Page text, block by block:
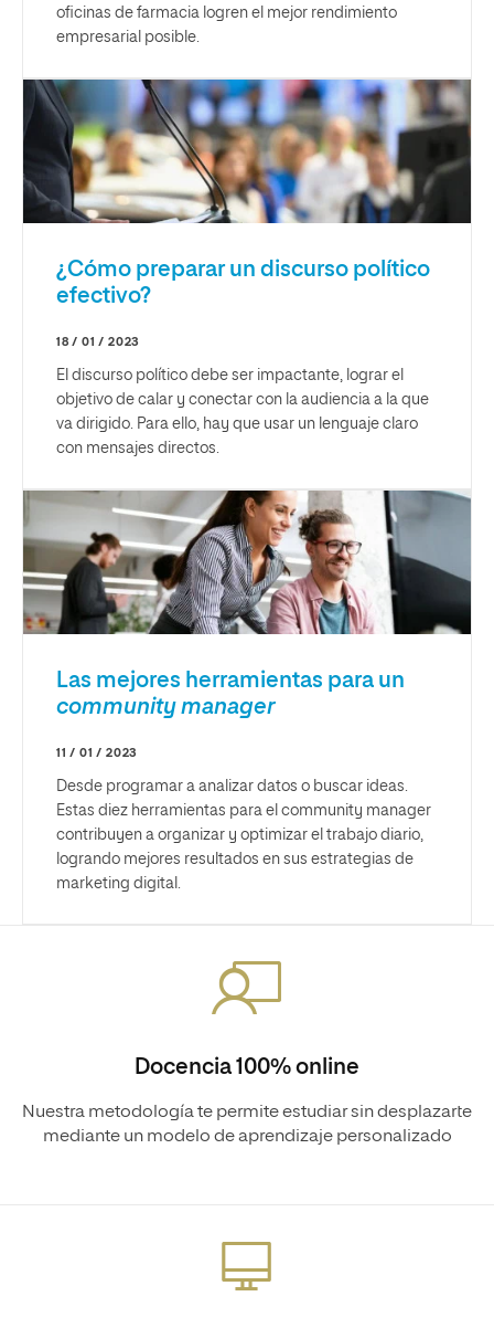
oficinas de farmacia logren el mejor rendimiento
empresarial posible.
¿Cómo preparar un discurso político
efectivo?
18 / 01 / 2023
El discurso político debe ser impactante, lograr el
objetivo de calar y conectar con la audiencia a la que
va dirigido. Para ello, hay que usar un lenguaje claro
con mensajes directos.
Las mejores herramientas para un
community manager
11 / 01 / 2023
Desde programar a analizar datos o buscar ideas.
Estas diez herramientas para el community manager
contribuyen a organizar y optimizar el trabajo diario,
logrando mejores resultados en sus estrategias de
marketing digital.
Docencia 100% online
Nuestra metodología te permite estudiar sin desplazarte
mediante un modelo de aprendizaje personalizado